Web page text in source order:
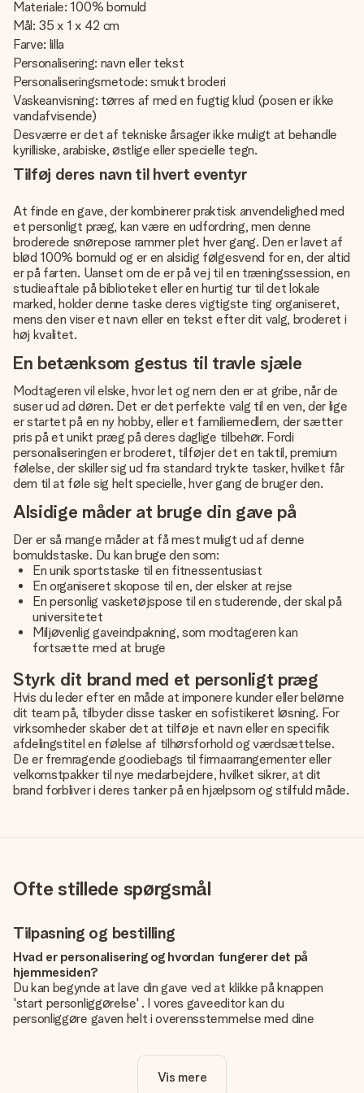
Materiale: 100% bomuld
Mål: 35 x 1 x 42 cm
Farve: lilla
Personalisering: navn eller tekst
Personaliseringsmetode: smukt broderi
Vaskeanvisning: tørres af med en fugtig klud (posen er ikke
vandafvisende)
Desværre er det af tekniske årsager ikke muligt at behandle
kyrilliske, arabiske, østlige eller specielle tegn.
Tilføj deres navn til hvert eventyr
At finde en gave, der kombinerer praktisk anvendelighed med
et personligt præg, kan være en udfordring, men denne
broderede snørepose rammer plet hver gang. Den er lavet af
blød 100% bomuld og er en alsidig følgesvend for en, der altid
er på farten. Uanset om de er på vej til en træningssession, en
studieaftale på biblioteket eller en hurtig tur til det lokale
marked, holder denne taske deres vigtigste ting organiseret,
mens den viser et navn eller en tekst efter dit valg, broderet i
høj kvalitet.
En betænksom gestus til travle sjæle
Modtageren vil elske, hvor let og nem den er at gribe, når de
suser ud ad døren. Det er det perfekte valg til en ven, der lige
er startet på en ny hobby, eller et familiemedlem, der sætter
pris på et unikt præg på deres daglige tilbehør. Fordi
personaliseringen er broderet, tilføjer det en taktil, premium
følelse, der skiller sig ud fra standard trykte tasker, hvilket får
dem til at føle sig helt specielle, hver gang de bruger den.
Alsidige måder at bruge din gave på
Der er så mange måder at få mest muligt ud af denne
bomuldstaske. Du kan bruge den som:
En unik sportstaske til en fitnessentusiast
En organiseret skopose til en, der elsker at rejse
En personlig vasketøjspose til en studerende, der skal på
universitetet
Miljøvenlig gaveindpakning, som modtageren kan
fortsætte med at bruge
Styrk dit brand med et personligt præg
Hvis du leder efter en måde at imponere kunder eller belønne
dit team på, tilbyder disse tasker en sofistikeret løsning. For
virksomheder skaber det at tilføje et navn eller en specifik
afdelingstitel en følelse af tilhørsforhold og værdsættelse.
De er fremragende goodiebags til firmaarrangementer eller
velkomstpakker til nye medarbejdere, hvilket sikrer, at dit
brand forbliver i deres tanker på en hjælpsom og stilfuld måde.
Ofte stillede spørgsmål
Tilpasning og bestilling
Hvad er personalisering og hvordan fungerer det på
hjemmesiden?
Du kan begynde at lave din gave ved at klikke på knappen
'start personliggørelse' . I vores gaveeditor kan du
personliggøre gaven helt i overensstemmelse med dine
Er personalisering inkluderet i prisen?
Vis mere